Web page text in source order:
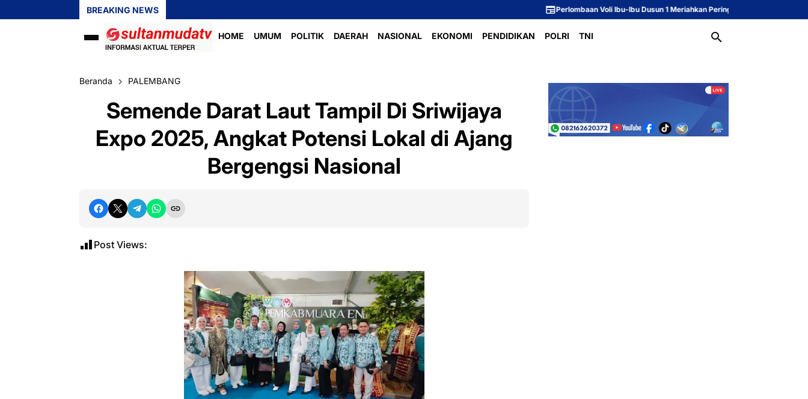
BREAKING NEWS Perlombaan Voli Ibu-Ibu Dusun 1 Meriahkan Peringatan HUT ke-81 Republik Indonesia
HOME UMUM POLITIK DAERAH NASIONAL EKONOMI PENDIDIKAN POLRI TNI
Beranda PALEMBANG
Semende Darat Laut Tampil Di Sriwijaya
Expo 2025, Angkat Potensi Lokal di Ajang
Bergengsi Nasional
Post Views: